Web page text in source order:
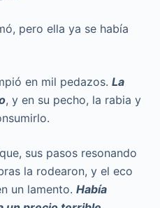
pero ella ya se había
en mil pedazos. La
, y en su pecho, la rabia y
sus pasos resonando
la rodearon, y el eco
un lamento. Había